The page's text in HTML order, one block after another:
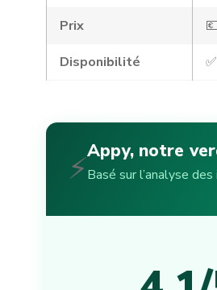
Prix
Disponibilité
⚡Appy, notre
Basé sur l’analyse